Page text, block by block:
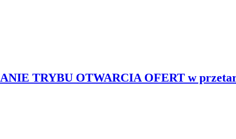
TRYBU OTWARCIA OFERT w